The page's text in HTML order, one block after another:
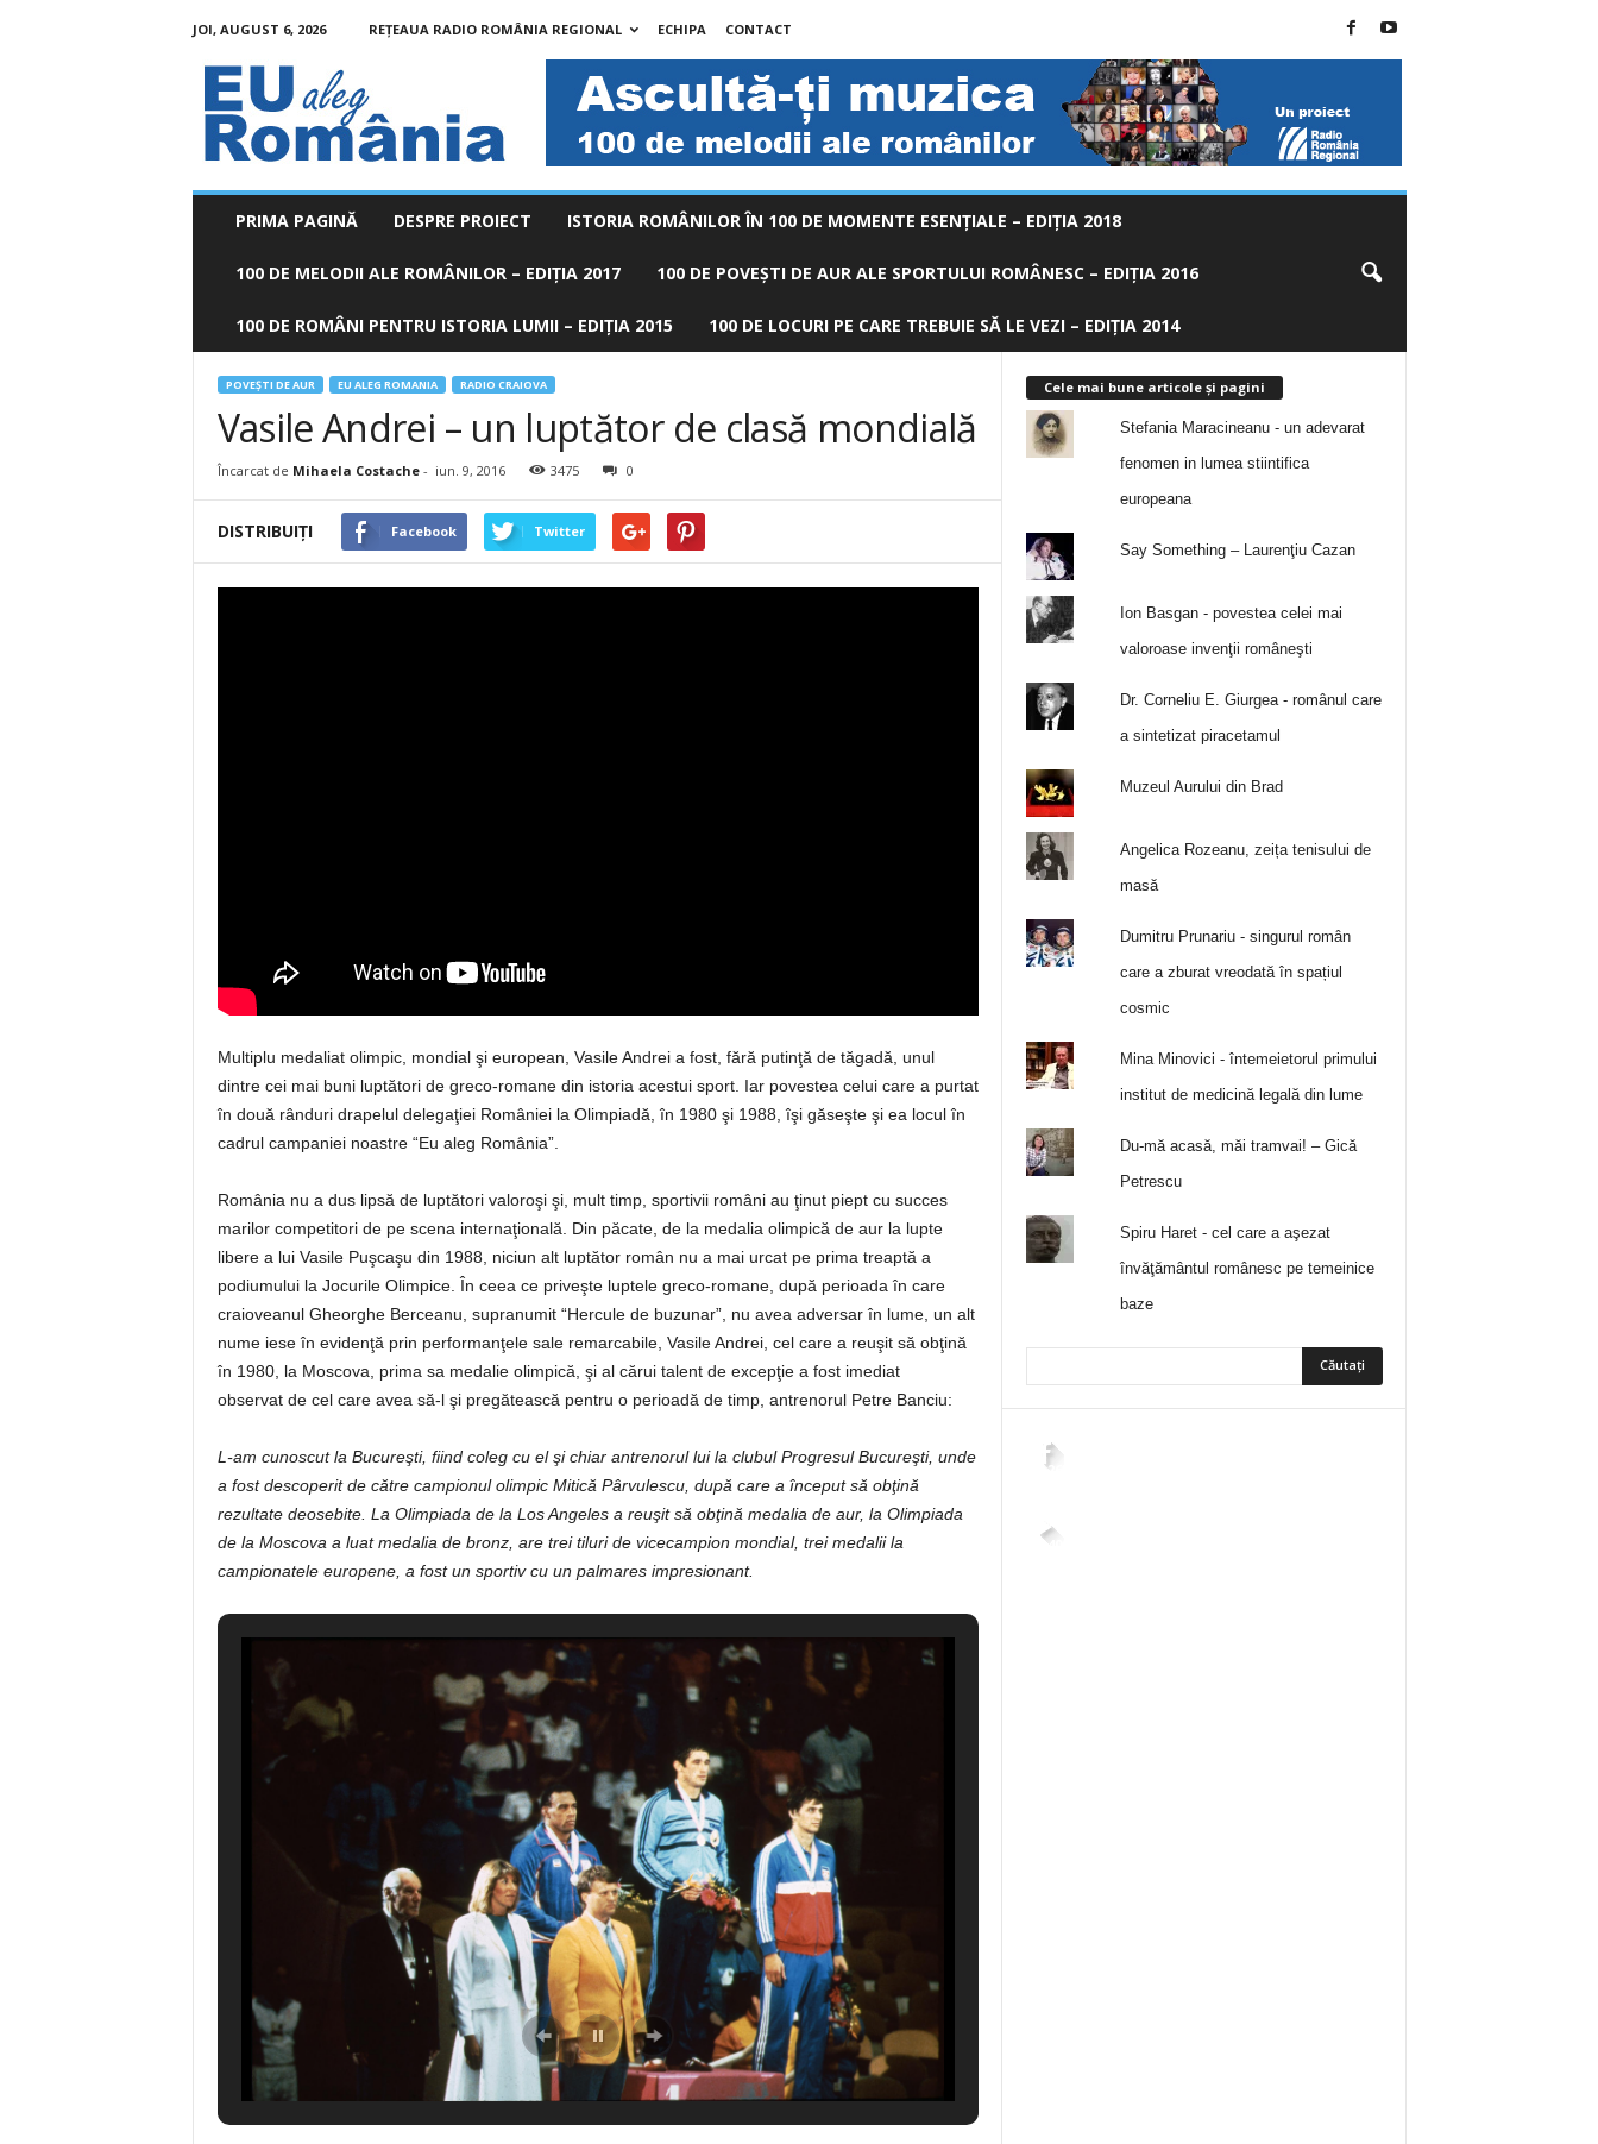
JOI, AUGUST 6, 2026 REȚEAUA RADIO ROMÂNIA REGIONAL ECHIPA
CONTACT
aleg
România
PRIMA PAGINĂ DESPRE PROIECT ISTORIA ROMÂNILOR ÎN 100 DE MOMENTE ESENŢIALE – EDIŢIA 2018
100 DE MELODII ALE ROMÂNILOR – EDIȚIA 2017 100 DE POVEŞTI DE AUR ALE SPORTULUI ROMÂNESC – EDIȚIA 2016
100 DE ROMÂNI PENTRU ISTORIA LUMII – EDIȚIA 2015 100 DE LOCURI PE CARE TREBUIE SĂ LE VEZI – EDIȚIA 2014
POVEŞTI DE AUR EU ALEG ROMANIA RADIO CRAIOVA
Vasile Andrei – un luptător de clasă mondială
Încarcat de Mihaela Costache- iun. 9, 2016 3475 0
DISTRIBUIȚI Facebook Twitter
Multiplu medaliat olimpic, mondial şi european, Vasile Andrei a fost, fără putinţă de tăgadă, unul
dintre cei mai buni luptători de greco-romane din istoria acestui sport. Iar povestea celui care a purtat
în două rânduri drapelul delegaţiei României la Olimpiadă, în 1980 şi 1988, îşi găseşte şi ea locul în
cadrul campaniei noastre “Eu aleg România”.
România nu a dus lipsă de luptători valoroşi şi, mult timp, sportivii români au ţinut piept cu succes
marilor competitori de pe scena internaţională. Din păcate, de la medalia olimpică de aur la lupte
libere a lui Vasile Puşcaşu din 1988, niciun alt luptător român nu a mai urcat pe prima treaptă a
podiumului la Jocurile Olimpice. În ceea ce priveşte luptele greco-romane, după perioada în care
craioveanul Gheorghe Berceanu, supranumit “Hercule de buzunar”, nu avea adversar în lume, un alt
nume iese în evidenţă prin performanţele sale remarcabile, Vasile Andrei, cel care a reuşit să obţină
în 1980, la Moscova, prima sa medalie olimpică, şi al cărui talent de excepţie a fost imediat
observat de cel care avea să-l şi pregătească pentru o perioadă de timp, antrenorul Petre Banciu:
L-am cunoscut la Bucureşti, fiind coleg cu el şi chiar antrenorul lui la clubul ProgresulBucureşti, unde
a fost descoperit de către campionul olimpic Mitică Pârvulescu, după care a început să obţină
rezultate deosebite. La Olimpiada de la Los Angeles a reuşit să obţină medalia de aur, la Olimpiada
de la Moscova a luat medalia de bronz, are trei tiluride vicecampion mondial, trei medalii la
campionatele europene, a fost un sportiv cu un palmares impresionant.
Cele mai bune articole și pagini
Stefania Maracineanu - un adevarat
fenomen in lumea stiintifica
europeana
Say Something – Laurenţiu Cazan
Ion Basgan - povestea celei mai
valoroase invenţii româneşti
Dr. Corneliu E. Giurgea - românul care
a sintetizat piracetamul
Muzeul Aurului din Brad
Angelica Rozeanu, zeița tenisului de
masă
Dumitru Prunariu - singurul român
care a zburat vreodată în spațiul
cosmic
Mina Minovici - întemeietorul primului
institut de medicină legală din lume
Du-mă acasă, măi tramvai! – Gică
Petrescu
Spiru Haret - cel care a aşezat
învăţământul românesc pe temeinice
baze
2,265
4,400